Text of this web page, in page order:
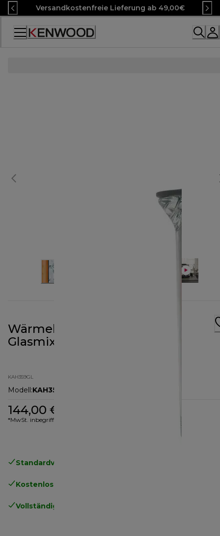
Skip
to
Content
Versandkostenfreie Lieferung ab 49,00€
Accessibility
Wärmebeständiger
Glasmixeraufsatz KAH359GL
KAH359GL
Modell:KAH359GL
144,00 €
*MwSt. inbegriffen
Standardversand kostenlos
Kostenlose Rücksendungen
Vollständige Herstellergarantie